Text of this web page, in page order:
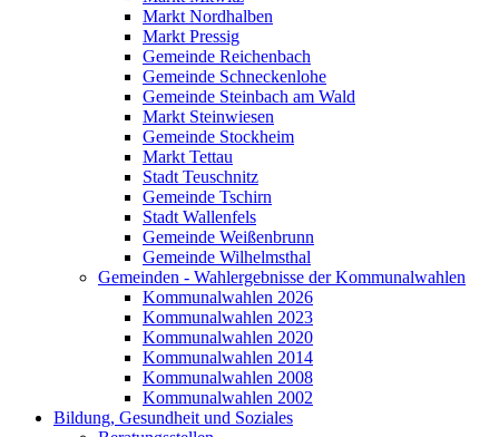
Markt Nordhalben
Markt Pressig
Gemeinde Reichenbach
Gemeinde Schneckenlohe
Gemeinde Steinbach am Wald
Markt Steinwiesen
Gemeinde Stockheim
Markt Tettau
Stadt Teuschnitz
Gemeinde Tschirn
Stadt Wallenfels
Gemeinde Weißenbrunn
Gemeinde Wilhelmsthal
Gemeinden - Wahlergebnisse der Kommunalwahlen
Kommunalwahlen 2026
Kommunalwahlen 2023
Kommunalwahlen 2020
Kommunalwahlen 2014
Kommunalwahlen 2008
Kommunalwahlen 2002
Bildung, Gesundheit und Soziales